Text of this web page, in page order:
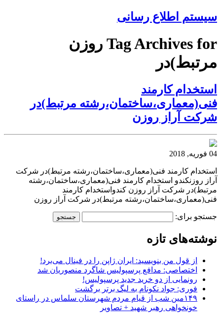
سیستم اطلاع رسانی
Tag Archives for روزن
مرتبط)در
استخدام کارمند
فنی(معماری،ساختمان،رشته مرتبط)در
شرکت آراز روزن
04 فوریه, 2018
استخدام کارمند فنی(معماری،ساختمان،رشته مرتبط)در شرکت
آراز روزنکندو استخدام کارمند فنی(معماری،ساختمان،رشته
مرتبط)در شرکت آراز روزن کندواستخدام کارمند
فنی(معماری،ساختمان،رشته مرتبط)در شرکت آراز روزن
جستجو برای:
نوشته‌های تازه
از قول من بنویسید: ایران ژاپن را در فینال می‌برد!
اختصاصی: مدافع پرسپولیس شاگرد منصوریان شد
رونمایی از دو خرید جدید پرسپولیس!
فوری: جواد نکونام به لیگ برتر برگشت
۱۴۹مین شب از قیام مردم شهرستان سلماس در راستای
خونخواهی رهبر شهید + تصاویر